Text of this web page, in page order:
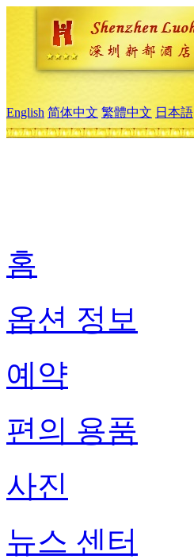
English 简体中文 繁體中文 日本語
홈
옵션 정보
예약
편의 용품
사진
뉴스 센터